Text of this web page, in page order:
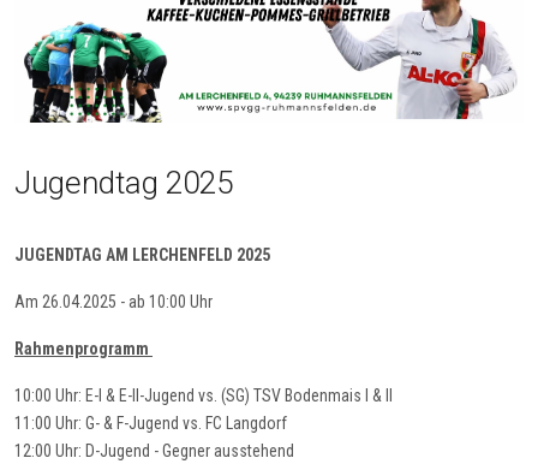
Jugendtag 2025
JUGENDTAG AM LERCHENFELD 2025
Am 26.04.2025 - ab 10:00 Uhr
Rahmenprogramm
10:00 Uhr: E-I & E-II-Jugend vs. (SG) TSV Bodenmais I & II
11:00 Uhr: G- & F-Jugend vs. FC Langdorf
12:00 Uhr: D-Jugend - Gegner ausstehend